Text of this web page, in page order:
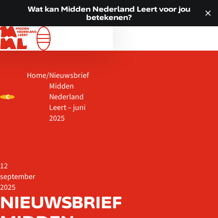
Wat kan Midden Nederland Leert voor jou
betekenen?
Home/Nieuwsbrief
Midden
Nederland
Leert – juni
2025
12
september
2025
NIEUWSBRIEF
VOOR JOU
ALLE LOCATIES
WAT WE DOEN
ACTUEEL
CONTACT